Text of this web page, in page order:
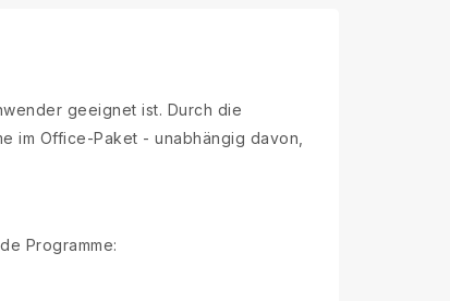
geeignet ist. Durch die
im Office-Paket - unabhängig davon,
Programme: